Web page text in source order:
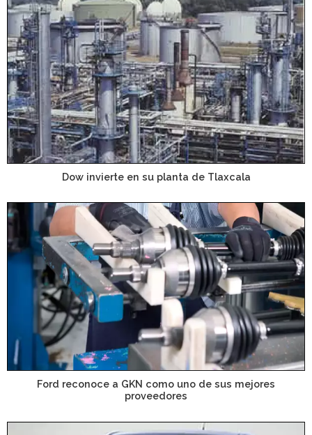
Dow invierte en su planta de Tlaxcala
Ford reconoce a GKN como uno de sus mejores
proveedores